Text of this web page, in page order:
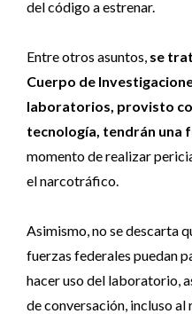
del código a estrenar.
Entre otros asuntos, se
Cuerpo de
laboratorios, provisto
tecnología, tendrán una
momento de realizar
el narcotráfico.
Asimismo, no se descarta
fuerzas federales puedan
hacer uso del laboratorio,
de conversación, incluso